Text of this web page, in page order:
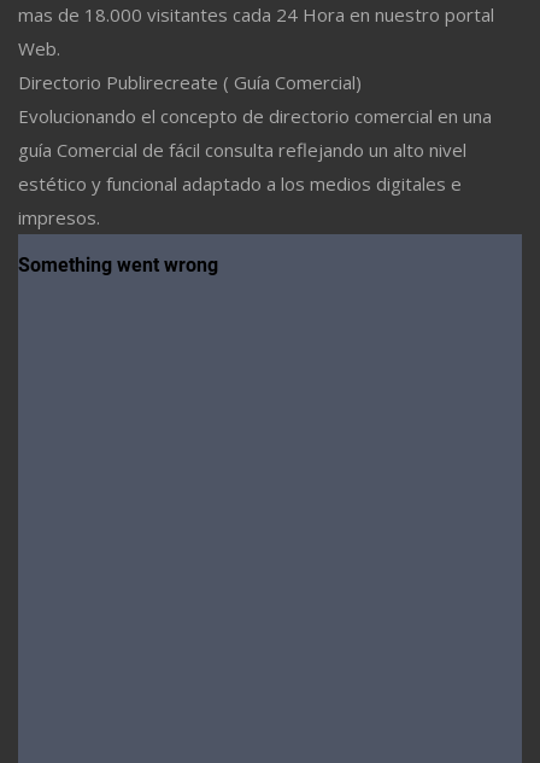
mas de 18.000 visitantes cada 24 Hora en nuestro portal
Web.
Directorio Publirecreate ( Guía Comercial)
Evolucionando el concepto de directorio comercial en una
guía Comercial de fácil consulta reflejando un alto nivel
estético y funcional adaptado a los medios digitales e
impresos.